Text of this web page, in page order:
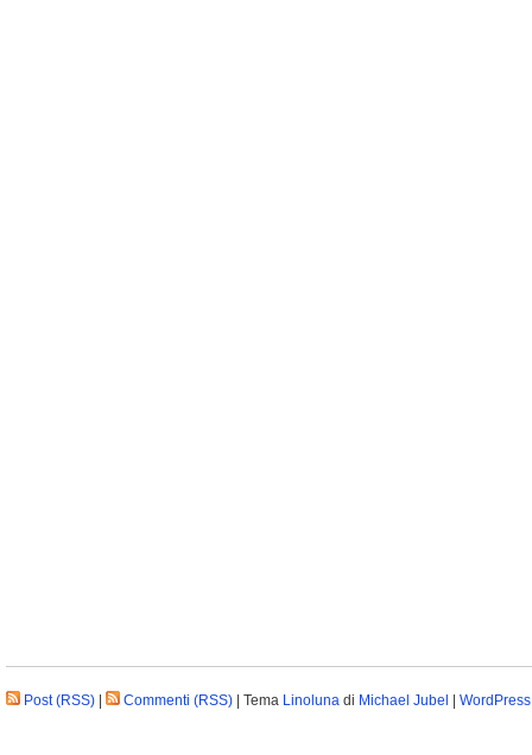
Post (RSS) Commenti (RSS) | Tema Linoluna di Michael Jubel WordPress